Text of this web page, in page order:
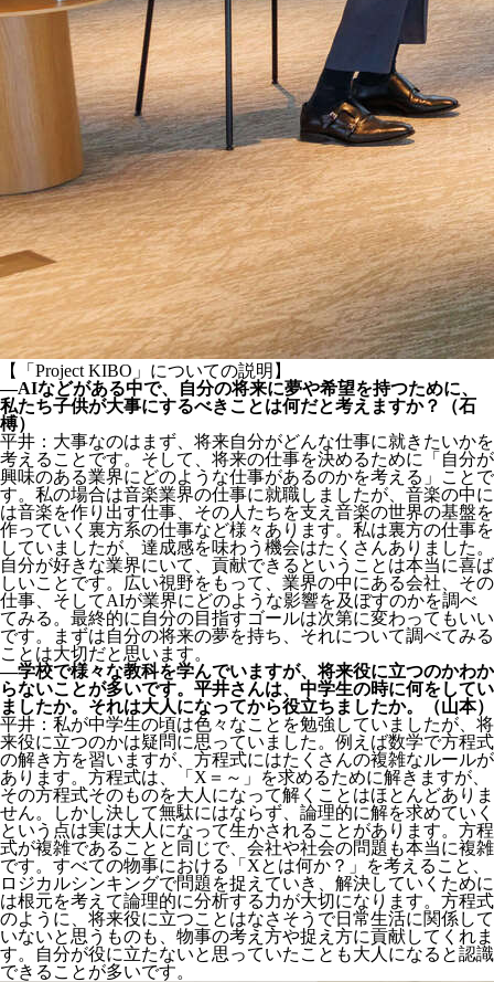
【「Project KIBO」についての説明】
―AIなどがある中で、自分の将来に夢や希望を持つために、
私たち子供が大事にするべきことは何だと考えますか？（石
榑）
平井：大事なのはまず、将来自分がどんな仕事に就きたいかを
考えることです。そして、将来の仕事を決めるために「自分が
興味のある業界にどのような仕事があるのかを考える」ことで
す。私の場合は音楽業界の仕事に就職しましたが、音楽の中に
は音楽を作り出す仕事、その人たちを支え音楽の世界の基盤を
作っていく裏方系の仕事など様々あります。私は裏方の仕事を
していましたが、達成感を味わう機会はたくさんありました。
自分が好きな業界にいて、貢献できるということは本当に喜ば
しいことです。広い視野をもって、業界の中にある会社、その
仕事、そしてAIが業界にどのような影響を及ぼすのかを調べ
てみる。最終的に自分の目指すゴールは次第に変わってもいい
です。まずは自分の将来の夢を持ち、それについて調べてみる
ことは大切だと思います。
―学校で様々な教科を学んでいますが、将来役に立つのかわか
らないことが多いです。平井さんは、中学生の時に何をしてい
ましたか。それは大人になってから役立ちましたか。（山本）
平井：私が中学生の頃は色々なことを勉強していましたが、将
来役に立つのかは疑問に思っていました。例えば数学で方程式
の解き方を習いますが、方程式にはたくさんの複雑なルールが
あります。方程式は、「X＝～」を求めるために解きますが、
その方程式そのものを大人になって解くことはほとんどありま
せん。しかし決して無駄にはならず、論理的に解を求めていく
という点は実は大人になって生かされることがあります。方程
式が複雑であることと同じで、会社や社会の問題も本当に複雑
です。すべての物事における「Xとは何か？」を考えること、
ロジカルシンキングで問題を捉えていき、解決していくために
は根元を考えて論理的に分析する力が大切になります。方程式
のように、将来役に立つことはなさそうで日常生活に関係して
いないと思うものも、物事の考え方や捉え方に貢献してくれま
す。自分が役に立たないと思っていたことも大人になると認識
できることが多いです。